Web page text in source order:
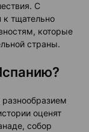
С
к тщательно
которые
страны.
оценят
собор